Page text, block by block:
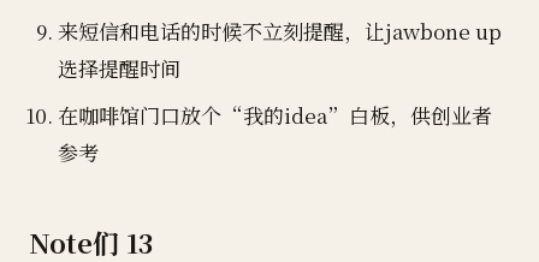
来短信和电话的时候不立刻提醒，让jawbone up
选择提醒时间
在咖啡馆门口放个“我的idea”白板，供创业者
参考
Note们 13